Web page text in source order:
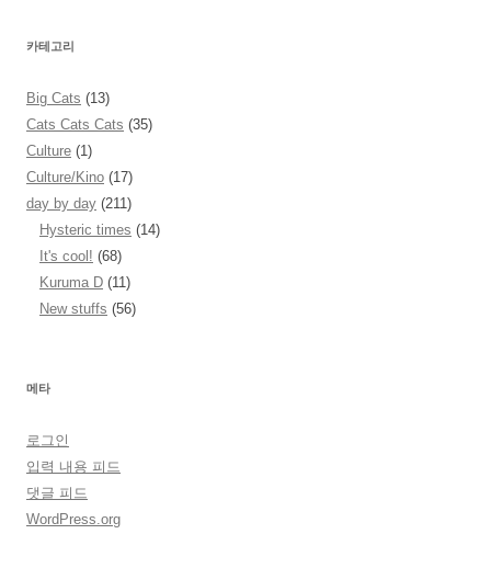
카테고리
Big Cats (13)
Cats Cats Cats (35)
Culture (1)
Culture/Kino (17)
day by day (211)
Hysteric times (14)
It's cool! (68)
Kuruma D (11)
New stuffs (56)
메타
로그인
입력 내용 피드
댓글 피드
WordPress.org